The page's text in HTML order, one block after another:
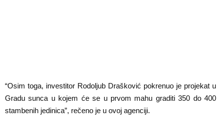
“Osim toga, investitor Rodoljub Drašković pokrenuo je projekat u
Gradu sunca u kojem će se u prvom mahu graditi 350 do 400
stambenih jedinica”, rečeno je u ovoj agenciji.